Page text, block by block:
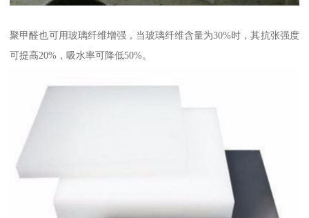
聚甲醛也可用玻璃纤维增强，当玻璃纤维含量为30%时，其抗张强度
可提高20%，吸水率可降低50%。